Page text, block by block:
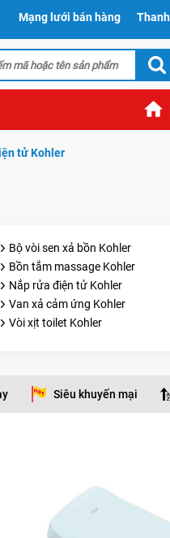
Mạng lưới bán hàng
tử Kohler
Bộ vòi sen xả bồn Kohler
Bồn tắm massage Kohler
Nắp rửa điện tử Kohler
Van xả cảm ứng Kohler
Vòi xịt toilet Kohler
Siêu khuyến mại